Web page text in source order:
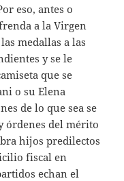
eso, antes o
a la Virgen
medallas a las
y se le
que se
o su Elena
de lo que sea se
órdenes del mérito
hijos predilectos
fiscal en
echan el